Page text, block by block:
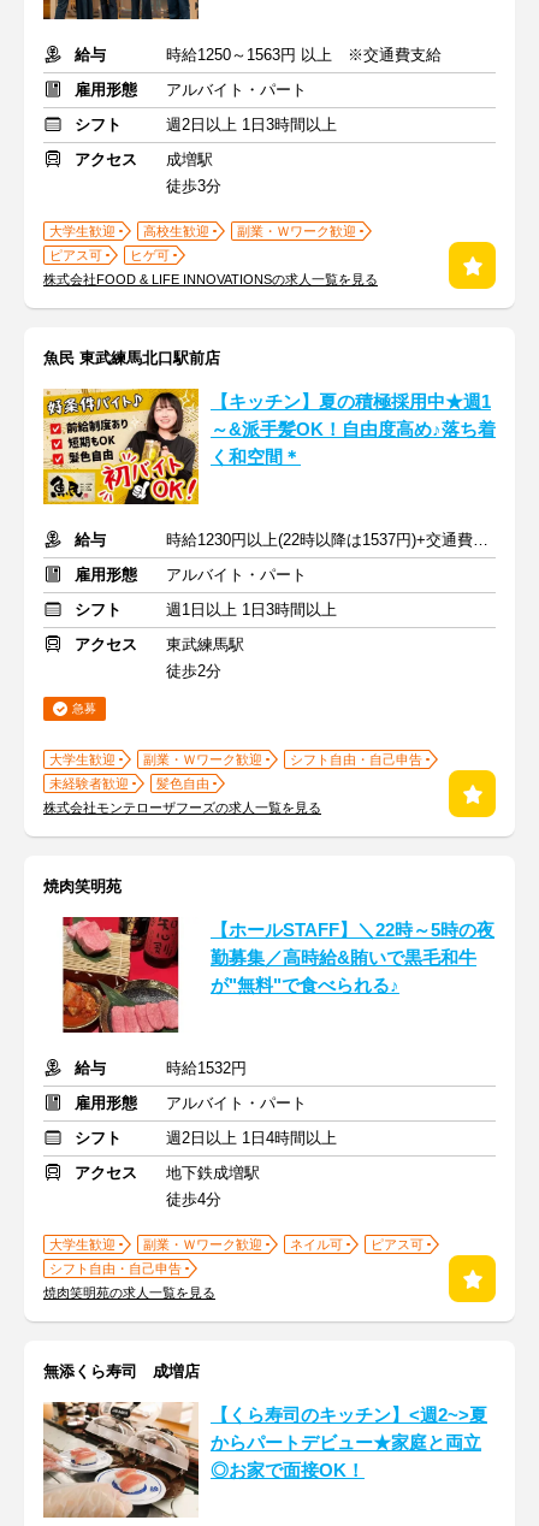
給与
時給1250～1563円 以上 ※交通費支給
雇用形態
アルバイト・パート
シフト
週2日以上 1日3時間以上
アクセス
成増駅
徒歩3分
大学生歓迎 高校生歓迎
副業・Ｗワーク歓迎
ピアス可
ヒゲ可
株式会社FOOD & LIFE INNOVATIONSの求人一覧を見る
魚民 東武練馬北口駅前店
【キッチン】夏の積極採用中★週1
～&派手髪OK！自由度高め♪落ち着
く和空間＊
給与
時給1230円以上(22時以降は1537円)+交通費規定内支給
雇用形態
アルバイト・パート
シフト
週1日以上 1日3時間以上
アクセス
東武練馬駅
徒歩2分
急募
大学生歓迎 副業・Ｗワーク歓迎
シフト自由・自己申告
未経験者歓迎
髪色自由
株式会社モンテローザフーズの求人一覧を見る
焼肉笑明苑
【ホールSTAFF】＼22時～5時の夜
勤募集／高時給&賄いで黒毛和牛
が"無料"で食べられる♪
給与
時給1532円
雇用形態
アルバイト・パート
シフト
週2日以上 1日4時間以上
アクセス
地下鉄成増駅
徒歩4分
大学生歓迎 副業・Ｗワーク歓迎 ネイル可
ピアス可
シフト自由・自己申告
焼肉笑明苑の求人一覧を見る
無添くら寿司 成増店
【くら寿司のキッチン】<週2~>夏
からパートデビュー★家庭と両立
◎お家で面接OK！